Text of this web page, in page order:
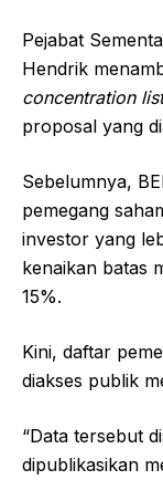
Pejabat
Hendrik
concentration list
proposal yang
Sebelumnya,
pemegang
investor yang
kenaikan batas
15%.
Kini, daftar
diakses publik
“Data tersebut
dipublikasikan